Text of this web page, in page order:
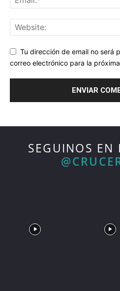
Tu dirección de email no será
correo electrónico para la
SEGUINOS EN